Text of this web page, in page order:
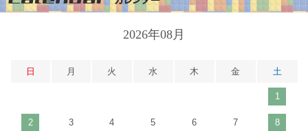
2026年08月
日 月 火 水 木 金 土
1
2 3 4 5 6 7 8